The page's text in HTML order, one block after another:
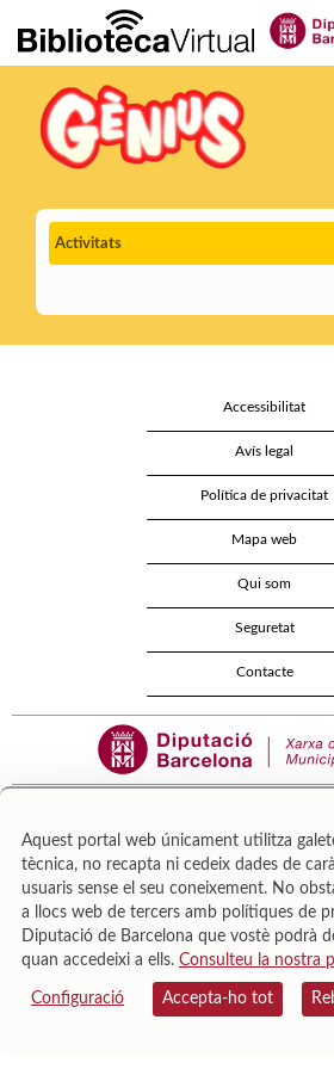
Salta al contingut principal
Activitats
Accessibilitat
Avís legal
Política de privacitat
Mapa web
Qui som
Seguretat
Contacte
Área de Cultura – Gerència de Serveis de Biblioteques.
943 022 222.
© Il·lustracions: Txesco Montalt · Esther Pradell ·
López · Vanesa Rovira
Aquest portal web únicament utilitza
tècnica, no recapta ni cedeix dades de
usuaris sense el seu coneixement. No
a llocs web de tercers amb polítiques de
Diputació de Barcelona que vostè podrà
quan accedeixi a ells. Consulteu la nostra
Configuració Accepta-ho tot